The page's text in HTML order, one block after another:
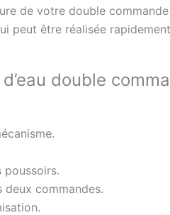
de votre double
peut être réalisée
double
poussoirs.
commandes.